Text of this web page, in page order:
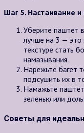
Шаг 5. Настаивание
Уберите паштет
лучше на 3 — это
текстуре стать
намазывания.
Нарежьте багет
подсушить их в
Намажьте
зеленью или
Советы для